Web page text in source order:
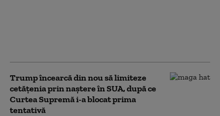
Trump încearcă din nou să limiteze
cetățenia prin naștere în SUA, după ce
Curtea Supremă i-a blocat prima
tentativă